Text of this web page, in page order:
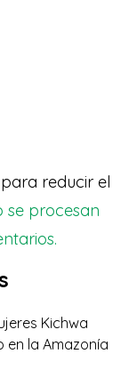
reducir el
se procesan
Kichwa
en la Amazonía